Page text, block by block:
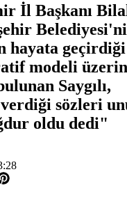
İl Başkanı Bilal
hayata
modeli
Saygılı,
sözleri
oldu dedi"